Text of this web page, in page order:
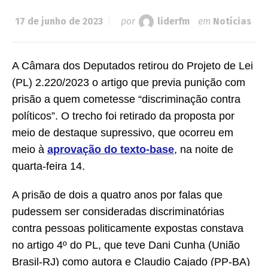
17 de junho de 2023 por liderfm em Notícias
A Câmara dos Deputados retirou do Projeto de Lei
(PL) 2.220/2023 o artigo que previa punição com
prisão a quem cometesse “discriminação contra
políticos”. O trecho foi retirado da proposta por
meio de destaque supressivo, que ocorreu em
meio à aprovação do texto-base, na noite de
quarta-feira 14.
A prisão de dois a quatro anos por falas que
pudessem ser consideradas discriminatórias
contra pessoas politicamente expostas constava
no artigo 4º do PL, que teve Dani Cunha (União
Brasil-RJ) como autora e Claudio Cajado (PP-BA)